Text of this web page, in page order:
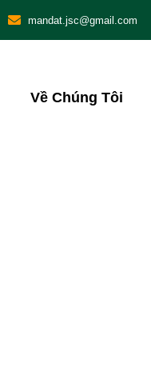
mandat.jsc@gmail.com
Về Chúng Tôi